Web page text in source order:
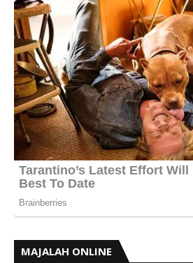
MAJALAH ONLINE